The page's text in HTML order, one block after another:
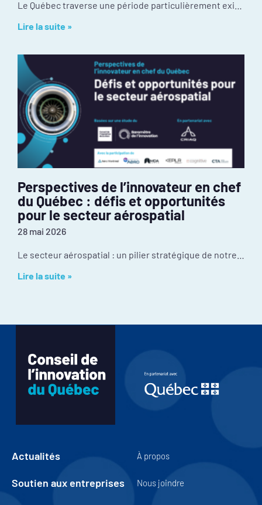
Lire la suite »
Perspectives de l’innovateur en chef
du Québec : défis et opportunités
pour le secteur aérospatial
28 mai 2026
Lire la suite »
Actualités
Soutien aux entreprises
À propos
Nous joindre